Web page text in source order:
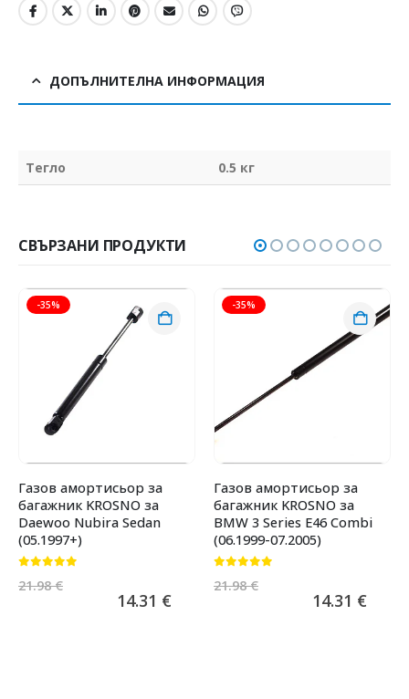
ДОПЪЛНИТЕЛНА ИНФОРМАЦИЯ
Тегло 0.5 кг
СВЪРЗАНИ ПРОДУКТИ
-35%
Газов амортисьор за
багажник KROSNO за
Daewoo Nubira Sedan
(05.1997+)
21.98€
14.31 €
-35%
Газов амортисьор за
багажник KROSNO за
BMW 3 Series E46 Combi
(06.1999-07.2005)
21.98€
14.31 €